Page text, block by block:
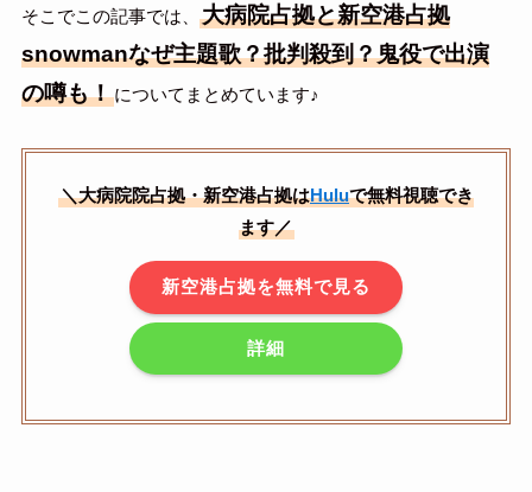
そこでこの記事では、
大病院占拠と新空港占拠
snowmanなぜ主題歌？批判殺到？鬼役で出演
の噂も！についてまとめています♪
＼大病院院占拠・新空港占拠はHuluで無料視聴でき
ます／
新空港占拠を無料で見る
詳細